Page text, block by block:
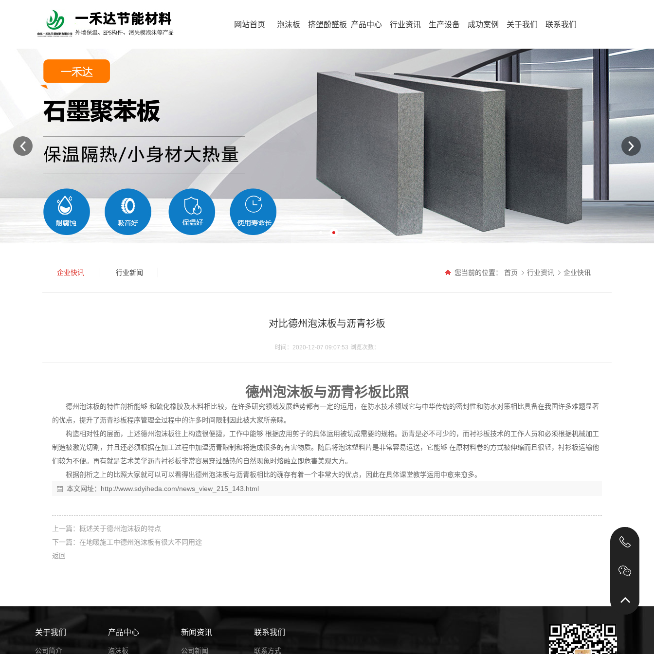
网站首页 泡沫板 挤塑酚醛板 产品中心 行业资讯 生产设备 成功案例 关于我们 联系我们
企业快讯 行业新闻 您当前的位置： 首页 行业资讯 企业快讯
对比德州泡沫板与沥青衫板
时间：2020-12-07 09:07:53 浏览次数：
德州泡沫板与沥青衫板比照
德州泡沫板的特性剖析能够 和硫化橡胶及木料相比较，在许多研究领域发展趋势都有一定的运用，在防水技术领域它与中华传统的密封性和防水对策相比具备在我国许多难题显著
的优点，提升了沥青衫板程序管理全过程中的许多时间限制因此被大家所亲睐。
构造相对性的层面，上述德州泡沫板往上构造很便捷，工作中能够 根据应用剪子的具体运用被切成需要的规格。沥青是必不可少的，而衬衫板技术的工作人员和必须根据机械加工
制造被激光切割，并且还必须根据在加工过程中加温沥青酿制和将造成很多的有害物质。随后将泡沫塑料片是非常容易运送，它能够 在原材料卷的方式被伸缩而且很轻，衬衫板运输他
们较为不便。再有就是艺术美学沥青衬衫板非常容易穿过酷热的自然现象时熔融立即危害美观大方。
根据剖析之上的比照大家就可以可以看得出德州泡沫板与沥青板相比的确存有着一个非常大的优点，因此在具体课堂教学运用中愈来愈多。
本文网址： http://www.sdyiheda.com/news_view_215_143.html
上一篇： 概述关于德州泡沫板的特点
下一篇： 在地暖施工中德州泡沫板有很大不同用途
返回
关于我们
公司简介
产品中心
泡沫板
新闻资讯
公司新闻
联系我们
联系方式